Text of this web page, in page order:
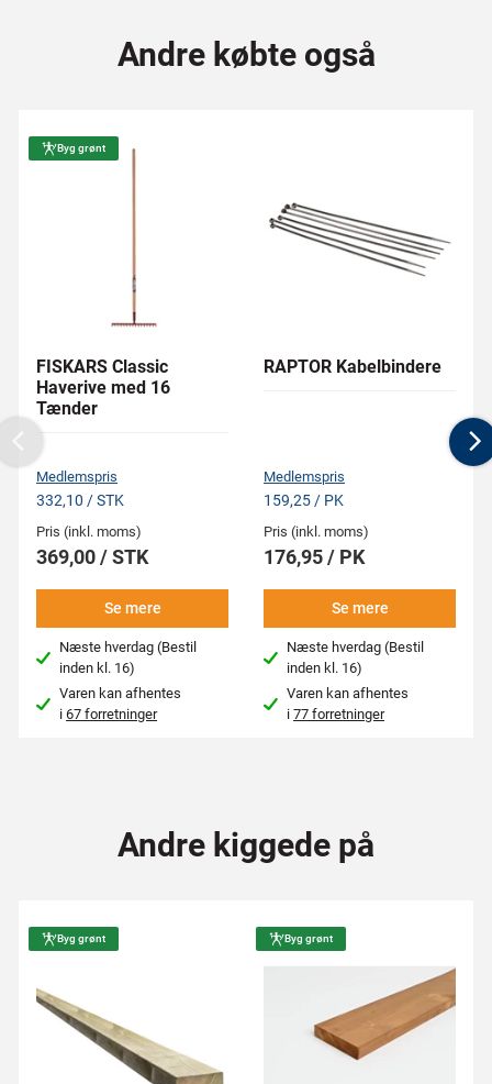
Andre købte også
Byg grønt
FISKARS Classic
Haverive med 16
Tænder
Medlemspris
332,10 / STK
Pris (inkl. moms)
369,00 / STK
Se mere
Næste hverdag (Bestil
inden kl. 16)
Varen kan afhentes
i67 forretninger
RAPTOR Kabelbindere
Medlemspris
159,25 / PK
Pris (inkl. moms)
176,95 / PK
Se mere
Næste hverdag (Bestil
inden kl. 16)
Varen kan afhentes
i77 forretninger
Previous
Andre kiggede på
Byg grønt Byg grønt